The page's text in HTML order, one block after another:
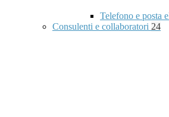
Telefono e posta
Consulenti e collaboratori 24